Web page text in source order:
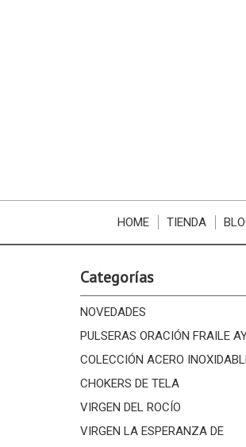
HOME TIENDA
Categorías
NOVEDADES
PULSERAS ORACIÓN FRAILE
COLECCIÓN ACERO
CHOKERS DE TELA
VIRGEN DEL ROCÍO
VIRGEN LA ESPERANZA DE